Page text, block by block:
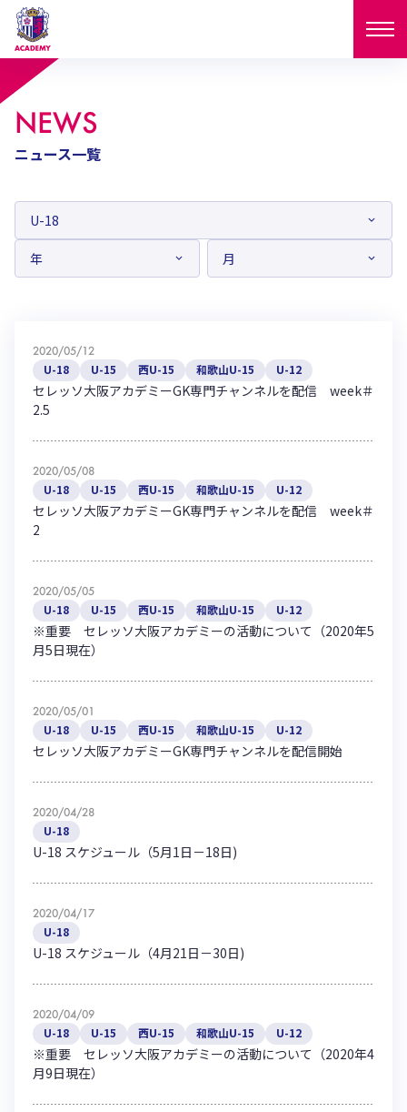
ニュース
U-18 U-15
ガールズU-15 セレクション
試合日程
西U-15
U-12 ガールズU-18
選手
PLAYERS
U-18 U-15
西U-15 和歌山U-15
U-12 ガールズU-18
ガールズU-15
スタッフ
SELECTION
アカデミー
セレクション
フィロソフィー
ハナサカクラブ
セレッソ大阪
NEWS
ニュース一覧
2020/05/12
U-18 U-15 西U-15 和歌山U-15 U-12
セレッソ大阪アカデミーGK専門チャンネルを配信 week＃
2.5
2020/05/08
U-18 U-15 西U-15 和歌山U-15 U-12
セレッソ大阪アカデミーGK専門チャンネルを配信 week＃
2
2020/05/05
U-18 U-15 西U-15 和歌山U-15 U-12
※重要 セレッソ大阪アカデミーの活動について（2020年5
月5日現在）
2020/05/01
U-18 U-15 西U-15 和歌山U-15 U-12
セレッソ大阪アカデミーGK専門チャンネルを配信開始
2020/04/28
U-18
U-18 スケジュール（5月1日－18日)
2020/04/17
U-18
U-18 スケジュール（4月21日－30日)
2020/04/09
U-18 U-15 西U-15 和歌山U-15 U-12
※重要 セレッソ大阪アカデミーの活動について（2020年4
月9日現在）